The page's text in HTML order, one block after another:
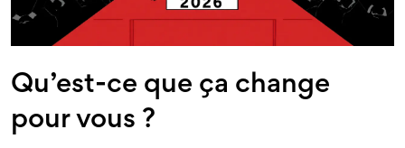
Qu’est-ce que ça change
pour vous ?